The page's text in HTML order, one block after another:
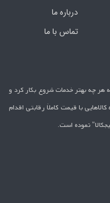
درباره ما
تماس با ما
بهبود در ارائه هر چه بهتر خدمات شروع بکار کرد و
با قیمت کاملاَ رقابتی اقدام
نموده است.